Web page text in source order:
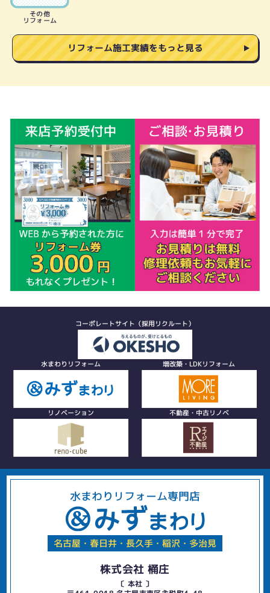
その他
リフォーム
リフォーム施工実績をもっと見る
コーポレートサイト（採用リクルート）
水まわりリフォーム 増改築・LDKリフォーム
リノベーション 不動産・中古リノベ
水まわりリフォーム専門店
名古屋・春日井・長久手・稲沢・多治見
株式会社 桶庄
〔 本社 〕